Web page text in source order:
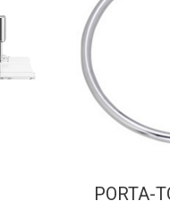
PORTA-